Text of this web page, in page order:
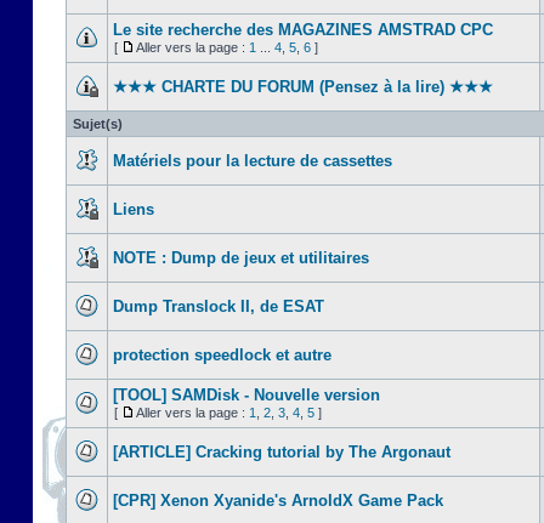
Le site recherche des MAGAZINES AMSTRAD CPC
[ Aller vers la page : 1 4 5 6 ]
★★★ CHARTE DU FORUM (Pensez à la lire) ★★★
Sujet(s)
Matériels pour la lecture de cassettes
Liens
NOTE : Dump de jeux et utilitaires
Dump Translock II, de ESAT
protection speedlock et autre
[TOOL] SAMDisk - Nouvelle version
[ Aller vers la page : 1 2 3 4 5 ]
[ARTICLE] Cracking tutorial by The Argonaut
[CPR] Xenon Xyanide's ArnoldX Game Pack